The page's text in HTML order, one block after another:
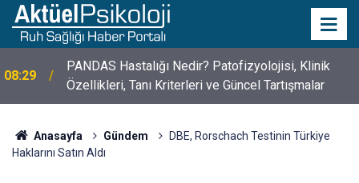
10:30
10 Mayıs Psikologlar Günü Nasıl Ortaya Çıktı? 10
Mayıs Tarihinin Hikayesi
Anasayfa Gündem
DBE, Rorschach Testinin Türkiye
Haklarını Satın Aldı